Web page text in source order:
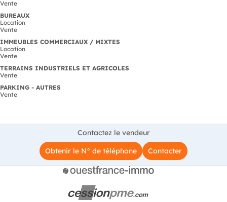
Vente
BUREAUX
Location
Vente
IMMEUBLES COMMERCIAUX / MIXTES
Location
Vente
TERRAINS INDUSTRIELS ET AGRICOLES
Vente
PARKING - AUTRES
Vente
Contactez le vendeur
Obtenir le N° de téléphone
Contacter